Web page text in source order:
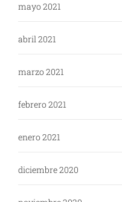
mayo 2021
abril 2021
marzo 2021
febrero 2021
enero 2021
diciembre 2020